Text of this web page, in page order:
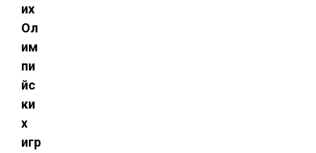
их
Ол
им
пи
йс
ки
х
игр